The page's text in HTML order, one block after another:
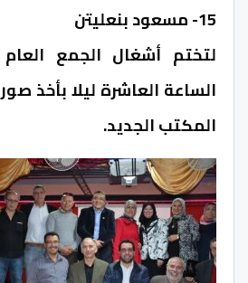
15- مسعود بنعليتن
لتختم أشغال الجمع العام
الساعة العاشرة ليلا بأخذ
المكتب الجديد.